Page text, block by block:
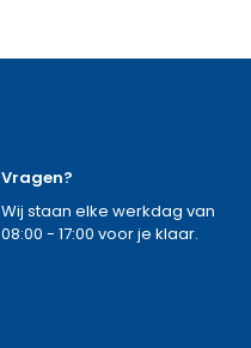
Vragen?
Wij staan elke werkdag van
08:00 - 17:00 voor je klaar.